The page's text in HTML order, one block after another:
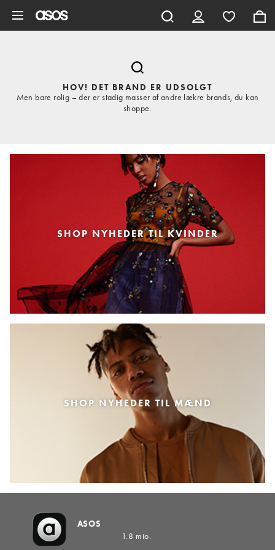
HOV! DET BRAND ER UDSOLGT
Men bare rolig – der er stadig masser af andre lækre brands, du kan
shoppe.
SHOP NYHEDER TIL KVINDER
SHOP NYHEDER TIL MÆND
ASOS
1.8 mio.